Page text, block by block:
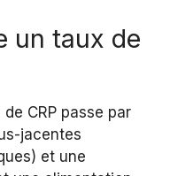
un taux de
CRP passe par
jacentes
et une